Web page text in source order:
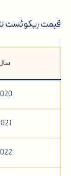
قیمت ریکوئست